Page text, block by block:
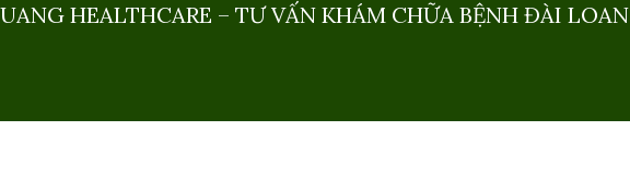
HEALTHCARE – TƯ VẤN KHÁM CHỮA BỆNH ĐÀI LOAN